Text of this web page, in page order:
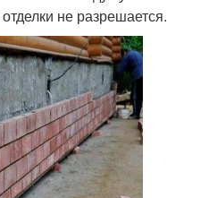
не разрешается.